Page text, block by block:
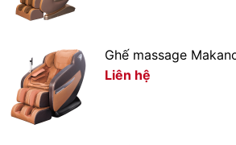
Công nghệ làm lạnh
lạnh được gắn ngay bên trong thành
được thổi trực tiếp và nhanh chóng
bên trong, nhờ đó bảo quản chúng
Ghế massage
Liên hệ